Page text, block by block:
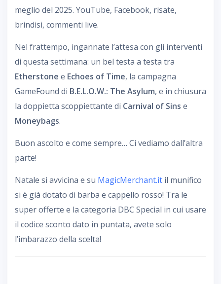
meglio del 2025. YouTube, Facebook, risate,
brindisi, commenti live.
Nel frattempo, ingannate l’attesa con gli interventi
di questa settimana: un bel testa a testa tra
Etherstone e Echoes of Time, la campagna
GameFound di B.E.L.O.W.: The Asylum, e in chiusura
la doppietta scoppiettante di Carnival of Sins e
Moneybags.
Buon ascolto e come sempre… Ci vediamo dall’altra
parte!
Natale si avvicina e su MagicMerchant.it il munifico
si è già dotato di barba e cappello rosso! Tra le
super offerte e la categoria DBC Special in cui usare
il codice sconto dato in puntata, avete solo
l’imbarazzo della scelta!